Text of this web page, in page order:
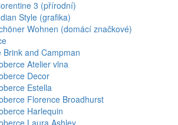
3 (přírodní)
Style (grafika)
Wohnen (domácí značkové)
Brink and Campman
Atelier vlna
Decor
Estella
Florence Broadhurst
Harlequin